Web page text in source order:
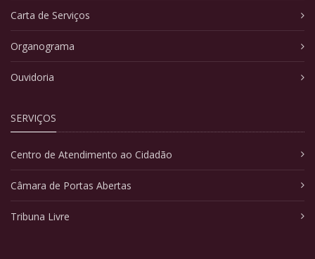
Carta de Serviços
Organograma
Ouvidoria
SERVIÇOS
Centro de Atendimento ao Cidadão
Câmara de Portas Abertas
Tribuna Livre